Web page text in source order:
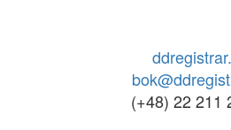
(+48) 22 211